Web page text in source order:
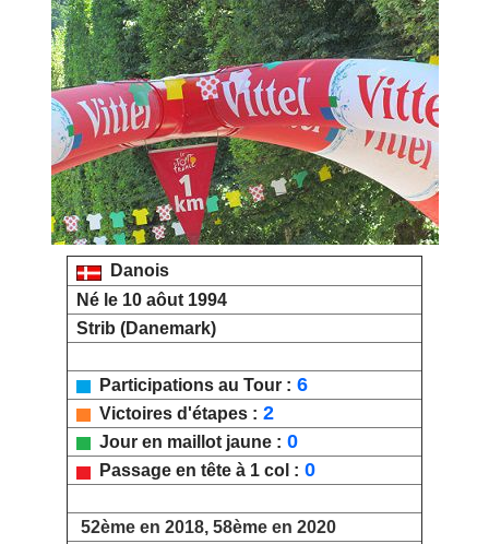
Danois
Né le 10 aôut 1994
Strib (Danemark)
Participations au Tour : 6
Victoires d'étapes : 2
Jour en maillot jaune : 0
Passage en tête à 1 col : 0
52ème en 2018, 58ème en 2020